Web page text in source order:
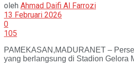
oleh Ahmad Daifi Al Farrozi
13 Februari 2026
0
105
PAMEKASAN,MADURANET –
yang berlangsung di Stadion Gelora